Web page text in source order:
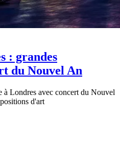
: grandes
du Nouvel An
Londres avec concert du Nouvel
d'art